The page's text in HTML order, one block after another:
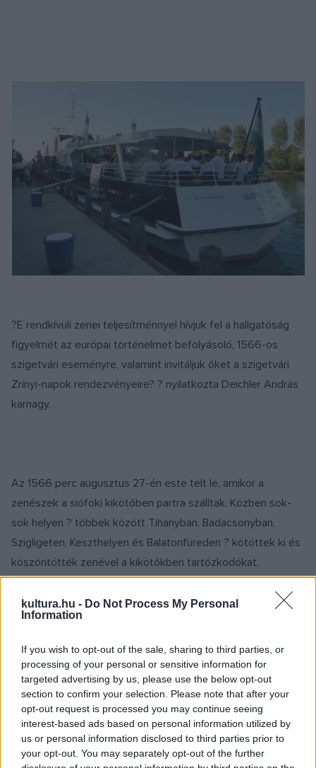
kultura.hu - Do Not Process My Personal
Information
If you wish to opt-out of the sale, sharing to third parties, or
processing of your personal or sensitive information for
targeted advertising by us, please use the below opt-out
section to confirm your selection. Please note that after your
opt-out request is processed you may continue seeing
interest-based ads based on personal information utilized by
us or personal information disclosed to third parties prior to
your opt-out. You may separately opt-out of the further
?E rendkívüli zenei teljesítménnyel hívjuk fel a hallgatóság
figyelmét az európai történelmet befolyásoló, 1566-os
szigetvári eseményre, valamint invitáljuk őket a szigetvári
Zrínyi-napok rendezvényeire? ? nyilatkozta Deichler András
karnagy.
Az 1566 perc augusztus 27-én este telt le, amikor a
zenészek a siófoki kikötőben partra szálltak. Közben sok-
sok helyen ? többek között Tihanyban, Badacsonyban,
Szigligeten, Keszthelyen és Balatonfüreden ? kötöttek ki és
köszöntötték zenével a kikötőkben tartózkodókat.